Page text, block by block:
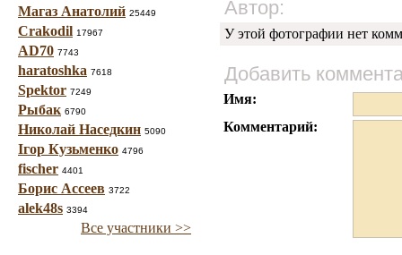
Магаз Анатолий 25449
Crakodil 17967
AD70 7743
haratoshka 7618
Spektor 7249
Рыбак 6790
Николай Наседкин 5090
Ігор Кузьменко 4796
fischer 4401
Борис Ассеев 3722
alek48s 3394
Все участники >>
Автор:
У этой фотографии нет
Добавить
Имя:
Комментарий: